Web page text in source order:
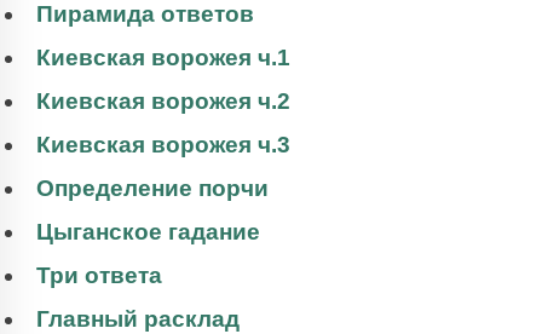
Пирамида ответов
Киевская ворожея ч.1
Киевская ворожея ч.2
Киевская ворожея ч.3
Определение порчи
Цыганское гадание
Три ответа
Главный расклад